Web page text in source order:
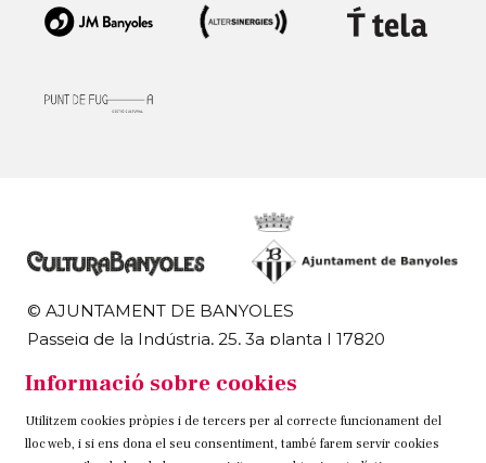
© AJUNTAMENT DE BANYOLES
Passeig de la Indústria, 25, 3a planta | 17820
972 58 18 48 | 972 57 00 50
Sitemap Avís Legal Ús de Cookies Contacteu
Informació sobre cookies
Utilitzem cookies pròpies i de tercers per al correcte funcionament del
lloc web, i si ens dona el seu consentiment, també farem servir cookies